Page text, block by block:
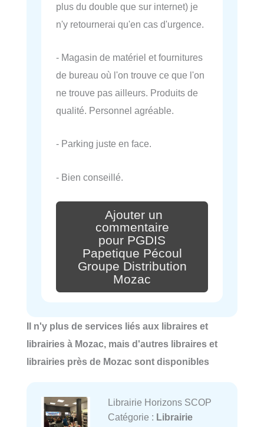
plus du double que sur internet) je
n'y retournerai qu'en cas d'urgence.
- Magasin de matériel et fournitures
de bureau où l'on trouve ce que l'on
ne trouve pas ailleurs. Produits de
qualité. Personnel agréable.
- Parking juste en face.
- Bien conseillé.
Ajouter un
commentaire
pour PGDIS
Papetique Pécoul
Groupe Distribution
Mozac
Il n'y plus de services liés aux libraires et
librairies à Mozac, mais d'autres libraires et
librairies près de Mozac sont disponibles
Librairie Horizons SCOP
Catégorie : Librairie